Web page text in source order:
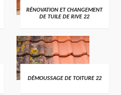
RÉNOVATION ET CHANGEMENT
DE TUILE DE RIVE 22
DÉMOUSSAGE DE TOITURE 22